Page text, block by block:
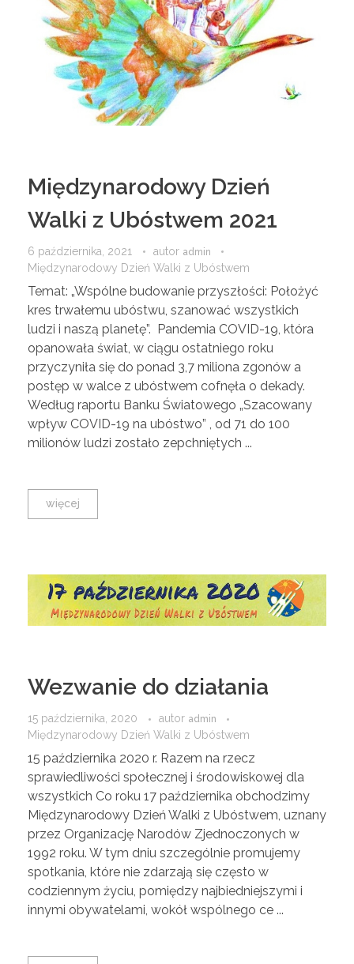
Międzynarodowy Dzień
Walki z Ubóstwem 2021
6 października, 2021 autor admin
Międzynarodowy Dzień Walki z Ubóstwem
Temat: „Wspólne budowanie przyszłości: Położyć
kres trwałemu ubóstwu, szanować wszystkich
ludzi i naszą planetę”. Pandemia COVID-19, która
opanowała świat, w ciągu ostatniego roku
przyczyniła się do ponad 3,7 miliona zgonów a
postęp w walce z ubóstwem cofnęła o dekady.
Według raportu Banku Światowego „Szacowany
wpływ COVID-19 na ubóstwo” , od 71 do 100
milionów ludzi zostało zepchniętych ...
więcej
Wezwanie do działania
15 października, 2020 autor admin
Międzynarodowy Dzień Walki z Ubóstwem
15 października 2020 r. Razem na rzecz
sprawiedliwości społecznej i środowiskowej dla
wszystkich Co roku 17 października obchodzimy
Międzynarodowy Dzień Walki z Ubóstwem, uznany
przez Organizację Narodów Zjednoczonych w
1992 roku. W tym dniu szczególnie promujemy
spotkania, które nie zdarzają się często w
codziennym życiu, pomiędzy najbiedniejszymi i
innymi obywatelami, wokół wspólnego ce ...